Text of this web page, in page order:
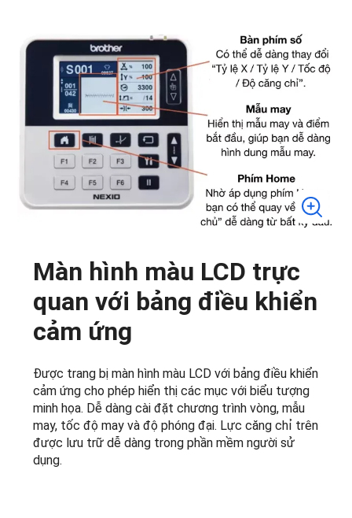
Màn hình màu LCD trực
quan với bảng điều khiển
cảm ứng
Được trang bị màn hình màu LCD với bảng điều khiển
cảm ứng cho phép hiển thị các mục với biểu tượng
minh họa. Dễ dàng cài đặt chương trình vòng, mẫu
may, tốc độ may và độ phóng đại. Lực căng chỉ trên
được lưu trữ dễ dàng trong phần mềm người sử
dụng.